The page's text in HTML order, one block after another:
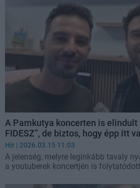
A Pamkutya koncerten is elindult
FIDESZ”, de biztos, hogy épp itt
Hír | 2026.03.15 11:03
A jelenség, melyre leginkább tavaly
a youtuberek koncertjén is